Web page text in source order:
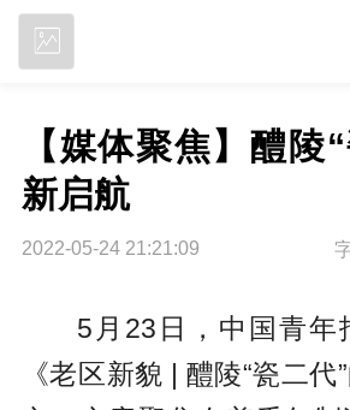
【媒体聚焦】醴陵
新启航
2022-05-24 21:21:09
5月23日，中国青年
《老区新貌 | 醴陵“瓷二